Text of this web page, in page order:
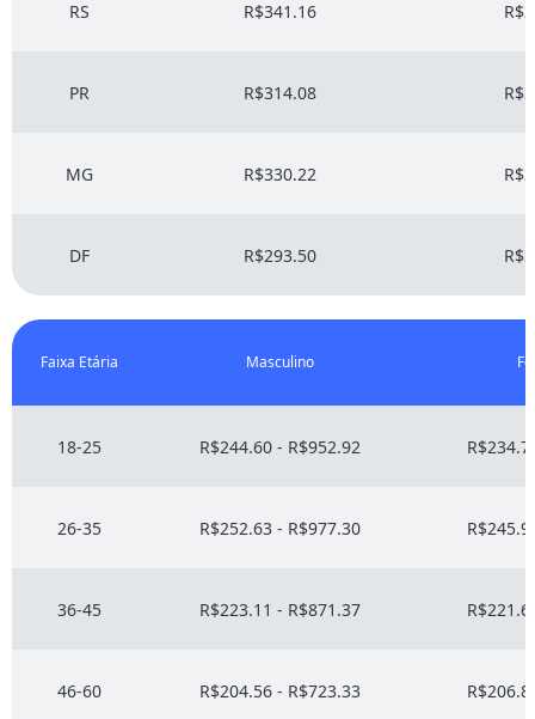
RS R$341.16
PR R$314.08
MG R$330.22
DF R$293.50
Faixa Etária Masculino
18-25 R$244.60 - R$952.92
26-35 R$252.63 - R$977.30
36-45 R$223.11 - R$871.37
46-60 R$204.56 - R$723.33